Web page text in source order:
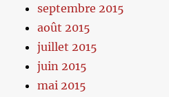
septembre 2015
août 2015
juillet 2015
juin 2015
mai 2015